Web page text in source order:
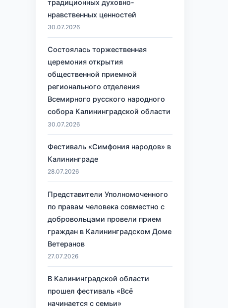
традиционных духовно-
нравственных ценностей
30.07.2026
Состоялась торжественная
церемония открытия
общественной приемной
регионального отделения
Всемирного русского народного
собора Калининградской области
30.07.2026
Фестиваль «Симфония народов» в
Калининграде
28.07.2026
Представители Уполномоченного
по правам человека совместно с
добровольцами провели прием
граждан в Калининградском Доме
Ветеранов
27.07.2026
В Калининградской области
прошел фестиваль «Всё
начинается с семьи»